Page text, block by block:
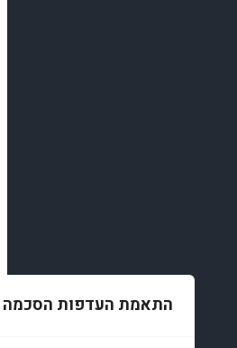
התאמת העדפות הסכמה